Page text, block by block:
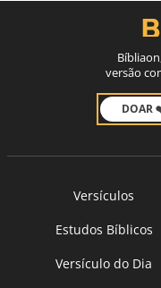
versão
DOAR
Versículos
Estudos Bíblicos
Versículo do Dia